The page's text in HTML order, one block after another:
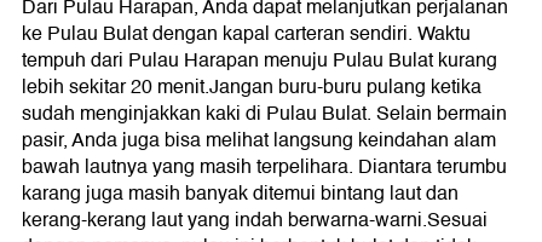
Dari Pulau Harapan, Anda dapat melanjutkan perjalanan
ke Pulau Bulat dengan kapal carteran sendiri. Waktu
tempuh dari Pulau Harapan menuju Pulau Bulat kurang
lebih sekitar 20 menit.Jangan buru-buru pulang ketika
sudah menginjakkan kaki di Pulau Bulat. Selain bermain
pasir, Anda juga bisa melihat langsung keindahan alam
bawah lautnya yang masih terpelihara. Diantara terumbu
karang juga masih banyak ditemui bintang laut dan
kerang-kerang laut yang indah berwarna-warni.Sesuai